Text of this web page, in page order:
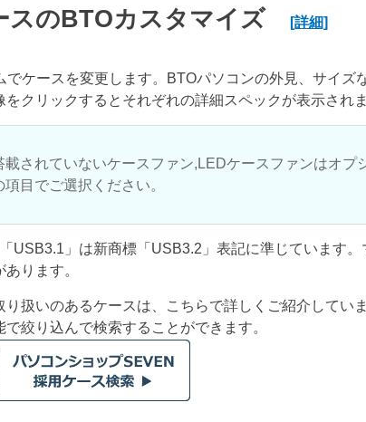
スのBTOカスタマイズ[詳細]
でケースを変更します。BTOパソコンの外見、サイズ
をクリックするとそれぞれの詳細スペックが表示されま
載されていないケースファン,LEDケースファンはオプ
項目でご選択ください。
「USB3.1」は新商標「USB3.2」表記に準じています
ります。
り扱いのあるケースは、こちらで詳しくご紹介していま
で絞り込んで検索することができます。